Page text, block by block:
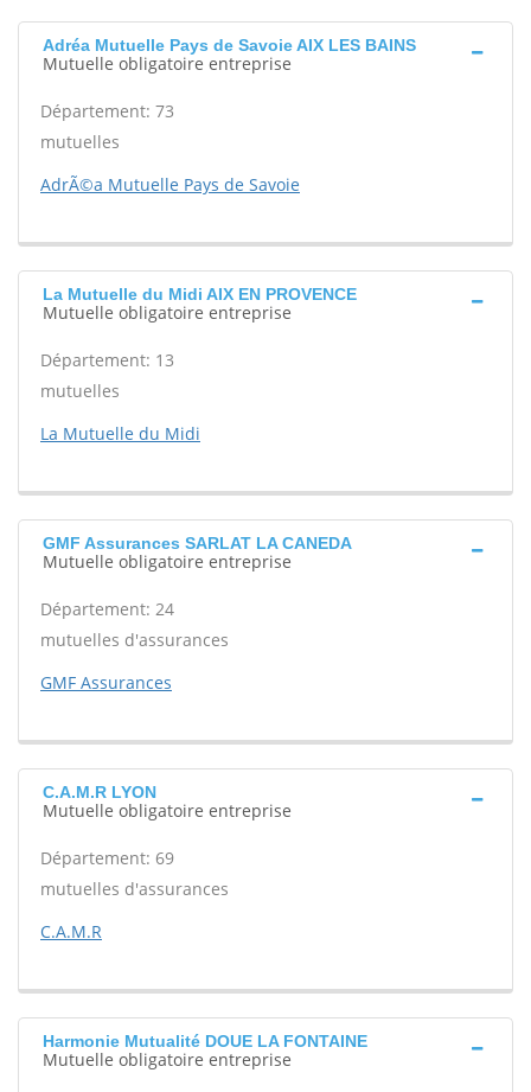
Adréa Mutuelle Pays de Savoie AIX LES BAINS
Mutuelle obligatoire entreprise
Département: 73
mutuelles
AdrÃ©a Mutuelle Pays de Savoie
La Mutuelle du Midi AIX EN PROVENCE
Mutuelle obligatoire entreprise
Département: 13
mutuelles
La Mutuelle du Midi
GMF Assurances SARLAT LA CANEDA
Mutuelle obligatoire entreprise
Département: 24
mutuelles d'assurances
GMF Assurances
C.A.M.R LYON
Mutuelle obligatoire entreprise
Département: 69
mutuelles d'assurances
C.A.M.R
Harmonie Mutualité DOUE LA FONTAINE
Mutuelle obligatoire entreprise